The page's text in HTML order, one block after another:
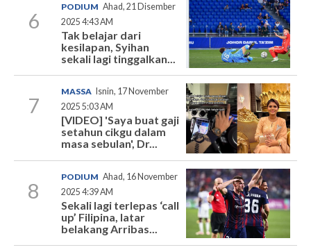
6
PODIUM Ahad, 21 Disember
2025 4:43 AM
Tak belajar dari
kesilapan, Syihan
sekali lagi tinggalkan...
7
MASSA
Isnin, 17 November
2025 5:03 AM
[VIDEO] 'Saya buat gaji
setahun cikgu dalam
masa sebulan', Dr...
8
PODIUM Ahad, 16 November
2025 4:39 AM
Sekali lagi terlepas ‘call
up’ Filipina, latar
belakang Arribas...